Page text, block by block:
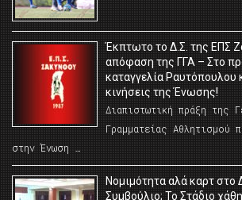
Έκπτωτο το Δ.Σ. της ΕΠΣ
απόφαση της ΓΓΑ – Στο
καταγγελία Ραυτόπουλου
κινήσεις της Ένωσης!
Διαπιστωτική πράξη της
Γραμματείας Αθλητισμού
στην Ένωση …
Νομιμότητα αλά καρτ στο
Συμβούλιο; Το Στάδιο